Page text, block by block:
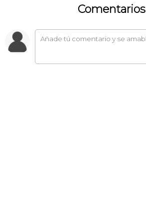
Comentarios